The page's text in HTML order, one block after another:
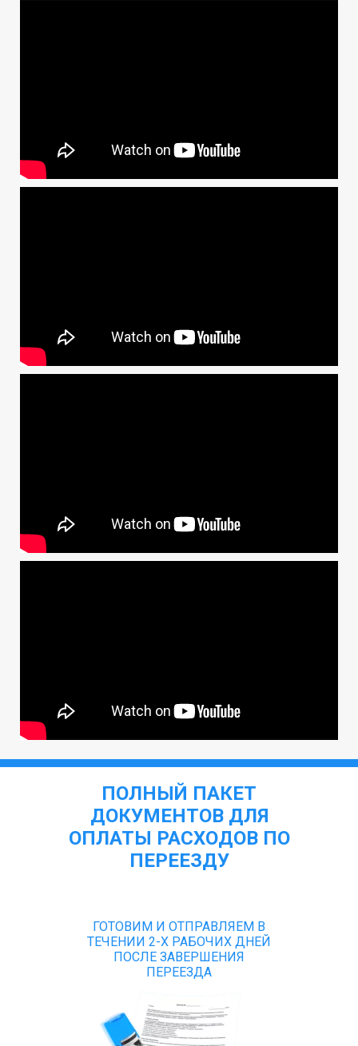
ПОЛНЫЙ ПАКЕТ
ДОКУМЕНТОВ ДЛЯ
ОПЛАТЫ РАСХОДОВ ПО
ПЕРЕЕЗДУ
ГОТОВИМ И ОТПРАВЛЯЕМ В
ТЕЧЕНИИ 2-Х РАБОЧИХ ДНЕЙ
ПОСЛЕ ЗАВЕРШЕНИЯ
ПЕРЕЕЗДА